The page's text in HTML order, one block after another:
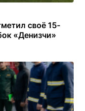
своё 15-
«Денизчи»